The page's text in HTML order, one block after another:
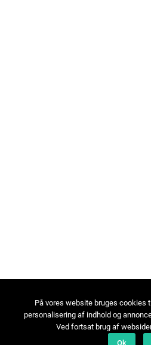
På vores website bruges cookies
personalisering af indhold og
Ved fortsat brug af
Ok